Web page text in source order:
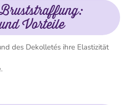
Vorteile
des Dekolletés ihre Elastizität